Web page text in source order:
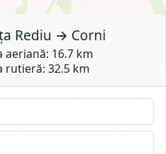
Rediu → Corni
aeriană: 16.7 km
rutieră: 32.5 km